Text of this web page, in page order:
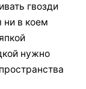
гвозди
ни в коем
нужно